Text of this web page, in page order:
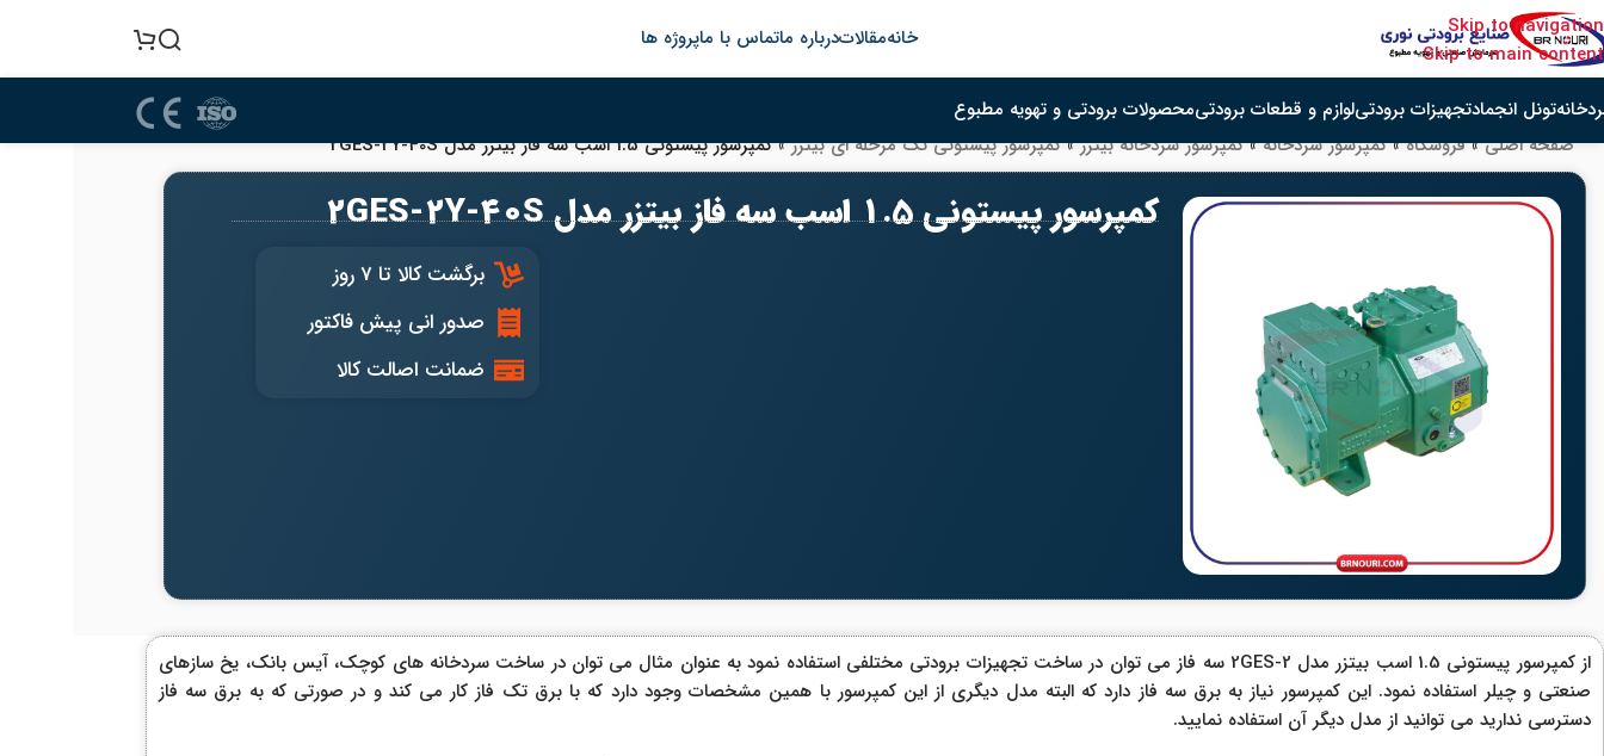
Skip to navigation
Skip to main content
خانهمقالاتدرباره ماتماس با ماپروژه ها
تونل انجمادتجهیزات برودتیلوازم و قطعات برودتیمحصولات برودتی و تهویه مطبوع
صفحه اصلی»فروشگاه»کمپرسور سردخانه»کمپرسور سردخانه بیتزر»کمپرسور پیستونی تک مرحله ای بیتزر»کمپرسور پیستونی 1.5 اسب سه فاز بیتزر مدل 2GES-2Y-40S
کمپرسور پیستونی 1.5 اسب سه فاز بیتزر مدل 2GES-2Y-40S
برگشت کالا تا 7 روز
صدور انی پیش فاکتور
ضمانت اصالت کالا
از کمپرسور پیستونی 1.5 اسب بیتزر مدل 2GES-2 سه فاز می توان در ساخت تجهیزات برودتی مختلفی استفاده نمود به عنوان مثال می توان در ساخت سردخانه های کوچک، آیس بانک، یخ سازهای
صنعتی و چیلر استفاده نمود. این کمپرسور نیاز به برق سه فاز دارد که البته مدل دیگری از این کمپرسور با همین مشخصات وجود دارد که با برق تک فاز کار می کند و در صورتی که به برق سه فاز
دسترسی ندارید می توانید از مدل دیگر آن استفاده نمایید.